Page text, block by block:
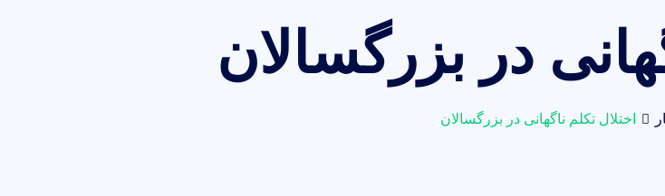
در بزرگسالان
اختلال تکلم ناگهانی در بزرگسالان